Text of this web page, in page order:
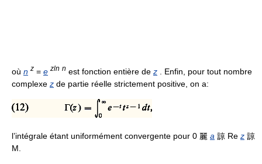
où n z = e zln n est fonction entière de z . Enfin, pour tout nombre
complexe z de partie réelle strictement positive, on a:
l’intégrale étant uniformément convergente pour 0 麗 a 諒 Re z 諒
M.